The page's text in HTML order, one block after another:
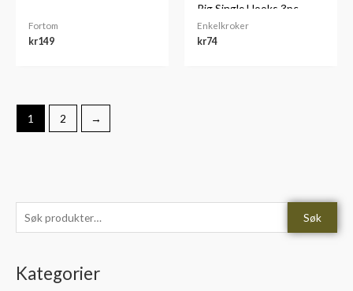
ø
e
Søk
Kategorier
ia
Fortom
kr149
Rig Single Hooks 3pc
Enkelkroker
kr74
1 2 →